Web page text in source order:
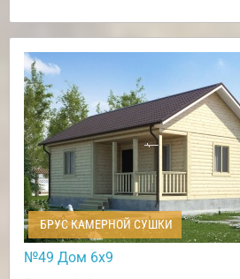
БРУС КАМЕРНОЙ СУШКИ
№49 Дом 6х9